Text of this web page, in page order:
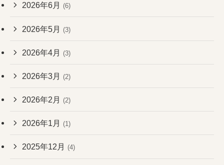
2026年6月 (6)
2026年5月 (3)
2026年4月 (3)
2026年3月 (2)
2026年2月 (2)
2026年1月 (1)
2025年12月 (4)